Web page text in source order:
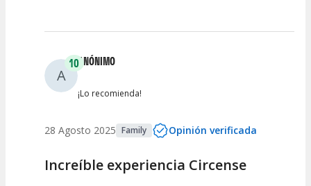
A
10ANÓNIMO
¡Lo recomienda!
28 Agosto 2025 Family Opinión verificada
Increíble experiencia Circense